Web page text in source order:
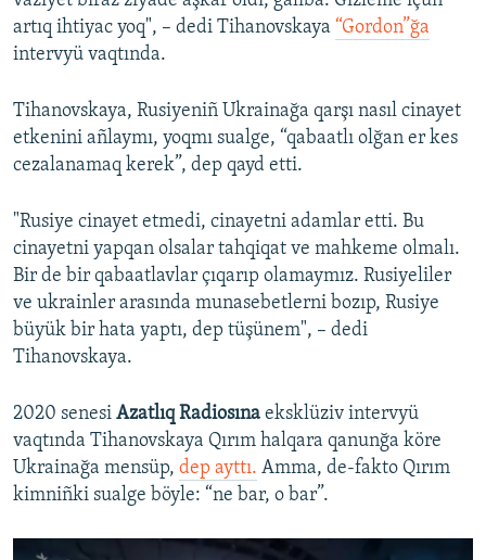
artıq ihtiyac yoq", – dedi Tihanovskaya “Gordon”ğa
intervyü vaqtında.
Tihanovskaya, Rusiyeniñ Ukrainağa qarşı nasıl cinayet
etkenini añlaymı, yoqmı sualge, “qabaatlı olğan er kes
cezalanamaq kerek”, dep qayd etti.
"Rusiye cinayet etmedi, cinayetni adamlar etti. Bu
cinayetni yapqan olsalar tahqiqat ve mahkeme olmalı.
Bir de bir qabaatlavlar çıqarıp olamaymız. Rusiyeliler
ve ukrainler arasında munasebetlerni bozıp, Rusiye
büyük bir hata yaptı, dep tüşünem", – dedi
Tihanovskaya.
2020 senesi Azatlıq Radiosına eksklüziv intervyü
vaqtında Tihanovskaya Qırım halqara qanunğa köre
Ukrainağa mensüp, dep ayttı. Amma, de-fakto Qırım
kimniñki sualge böyle: “ne bar, o bar”.